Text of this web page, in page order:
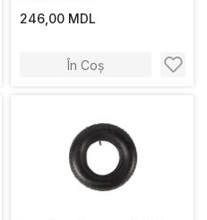
246,00 MDL
În Coș